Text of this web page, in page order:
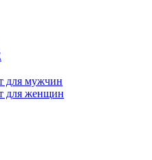
для мужчин
для женщин